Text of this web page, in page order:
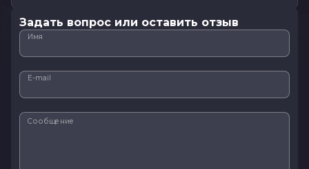
Задать вопрос или оставить отзыв
Имя
E-mail
Сообщение